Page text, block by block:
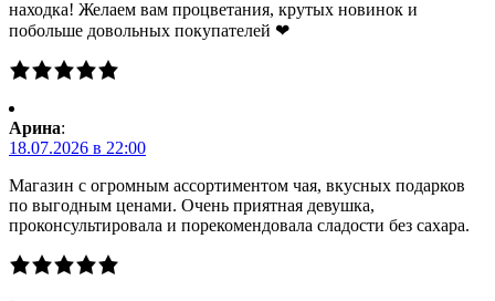
находка! Желаем вам процветания, крутых новинок и
побольше довольных покупателей ❤
Арина:
18.07.2026 в 22:00
Магазин с огромным ассортиментом чая, вкусных подарков
по выгодным ценами. Очень приятная девушка,
проконсультировала и порекомендовала сладости без сахара.